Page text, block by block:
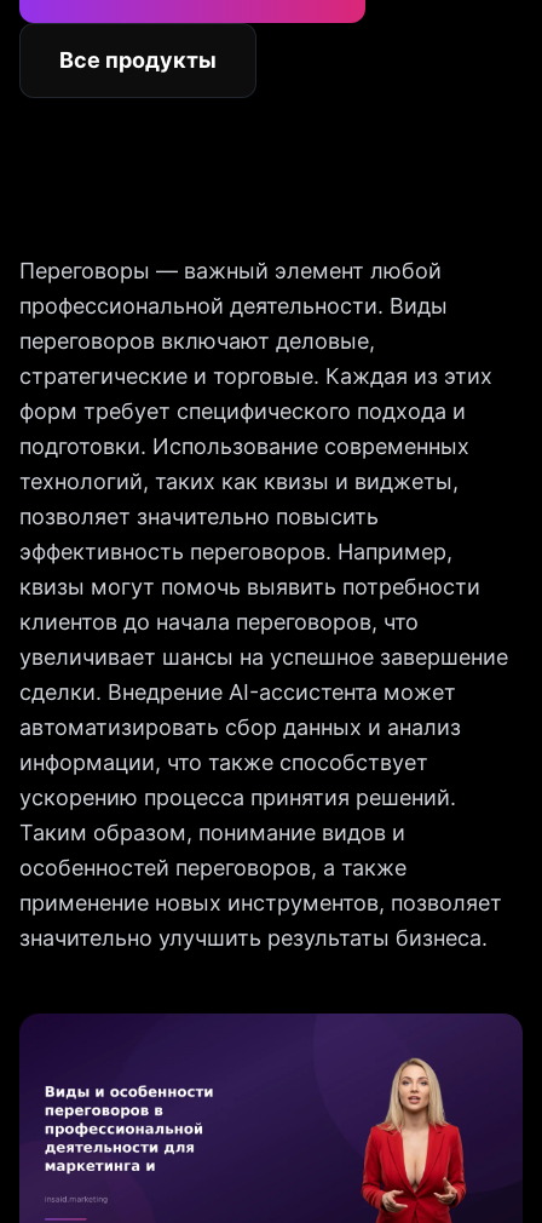
Все продукты
Переговоры — важный элемент любой
профессиональной деятельности. Виды
переговоров включают деловые,
стратегические и торговые. Каждая из этих
форм требует специфического подхода и
подготовки. Использование современных
технологий, таких как квизы и виджеты,
позволяет значительно повысить
эффективность переговоров. Например,
квизы могут помочь выявить потребности
клиентов до начала переговоров, что
увеличивает шансы на успешное завершение
сделки. Внедрение AI-ассистента может
автоматизировать сбор данных и анализ
информации, что также способствует
ускорению процесса принятия решений.
Таким образом, понимание видов и
особенностей переговоров, а также
применение новых инструментов, позволяет
значительно улучшить результаты бизнеса.